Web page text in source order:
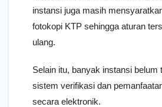
instansi juga masih
fotokopi KTP sehingga aturan
ulang.
Selain itu, banyak instansi belum
sistem verifikasi dan
secara elektronik.